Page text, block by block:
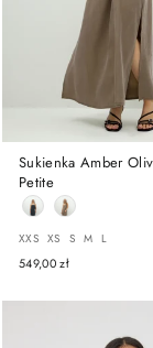
Sukienka Amber
Petite
ROZMIAR
XXS XS S M L
549,00 zł